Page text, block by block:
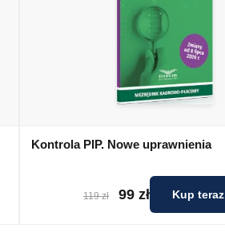
Kontrola PIP. Nowe uprawnienia
119 zł 99 zł Kup teraz